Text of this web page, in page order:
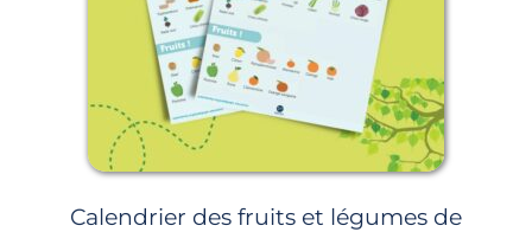
Calendrier des fruits et légumes de